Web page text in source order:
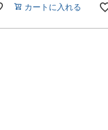
カートに入れる